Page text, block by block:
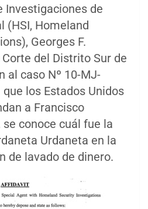
Investigaciones de
(HSI, Homeland
Georges F.
del Distrito Sur de
al caso Nº 10-MJ-
los Estados Unidos
a Francisco
conoce cuál fue la
Urdaneta en la
de lavado de dinero.